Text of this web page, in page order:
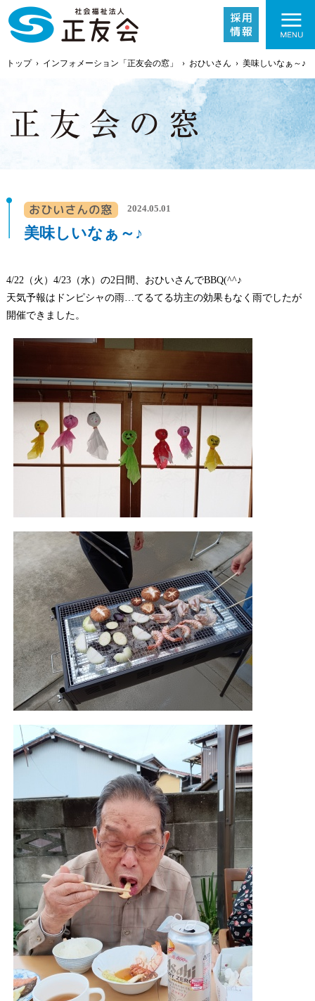
事業内容
トップ› インフォメーション「正友会の窓」 › おひいさん › 美味しいなぁ～♪
2024.05.01
美味しいなぁ～♪
4/22（火）4/23（水）の2日間、おひいさんでBBQ(^^♪
天気予報はドンピシャの雨…てるてる坊主の効果もなく雨でしたが
開催できました。